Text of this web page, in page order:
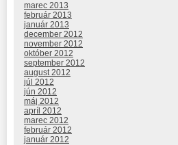
marec 2013
február 2013
január 2013
december 2012
november 2012
október 2012
september 2012
august 2012
júl 2012
jún 2012
máj 2012
apríl 2012
marec 2012
február 2012
január 2012